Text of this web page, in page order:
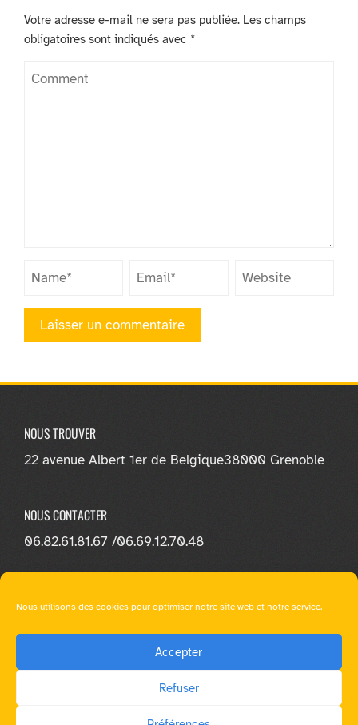
Nous utilisons des cookies pour optimiser notre site web et notre service.
Accepter
Refuser
Votre adresse e-mail ne sera pas publiée. Les champs
obligatoires sont indiqués avec *
NOUS TROUVER
22 avenue Albert 1er de Belgique38000 Grenoble
NOUS CONTACTER
06.82.61.81.67 /06.69.12.70.48